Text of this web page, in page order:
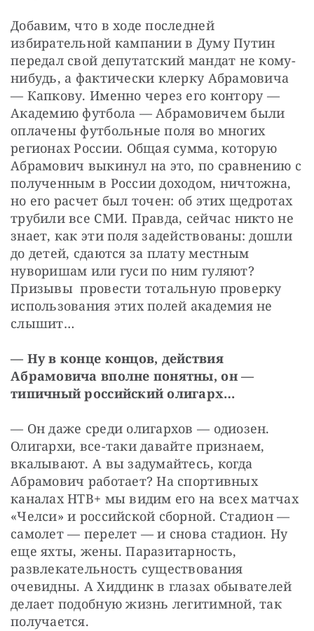
Добавим, что в ходе последней
избирательной кампании в Думу Путин
передал свой депутатский мандат не кому-
нибудь, а фактически клерку Абрамовича
— Капкову. Именно через его контору —
Академию футбола — Абрамовичем были
оплачены футбольные поля во многих
регионах России. Общая сумма, которую
Абрамович выкинул на это, по сравнению с
полученным в России доходом, ничтожна,
но его расчет был точен: об этих щедротах
трубили все СМИ. Правда, сейчас никто не
знает, как эти поля задействованы: дошли
до детей, сдаются за плату местным
нуворишам или гуси по ним гуляют?
Призывы  провести тотальную проверку
использования этих полей академия не
слышит…
— Ну в конце концов, действия
Абрамовича вполне понятны, он —
типичный российский олигарх…
— Он даже среди олигархов — одиозен.
Олигархи, все-таки давайте признаем,
вкалывают. А вы задумайтесь, когда
Абрамович работает? На спортивных
каналах НТВ+ мы видим его на всех матчах
«Челси» и российской сборной. Стадион —
самолет — перелет — и снова стадион. Ну
еще яхты, жены. Паразитарность,
развлекательность существования
очевидны. А Хиддинк в глазах обывателей
делает подобную жизнь легитимной, так
получается.